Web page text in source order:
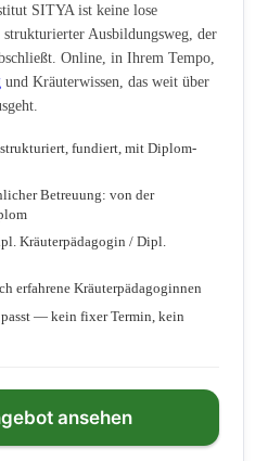
SITYA ist keine lose
Ausbildungsweg, der
Online, in Ihrem Tempo,
und Kräuterwissen, das weit über
fundiert, mit Diplom-
Betreuung: von der
Kräuterpädagogin / Dipl.
erfahrene Kräuterpädagoginnen
passt — kein fixer Termin, kein
ansehen